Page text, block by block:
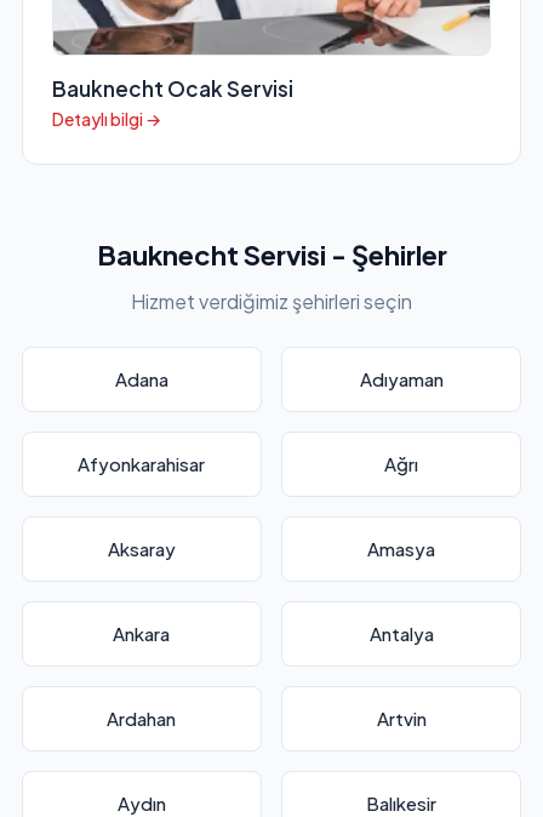
Bauknecht Ocak Servisi
Detaylı bilgi →
Bauknecht Servisi - Şehirler
Hizmet verdiğimiz şehirleri seçin
Adana Adıyaman
Afyonkarahisar Ağrı
Aksaray Amasya
Ankara Antalya
Ardahan Artvin
Aydın Balıkesir